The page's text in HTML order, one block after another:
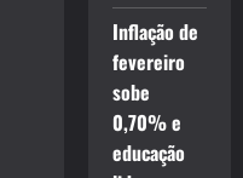
Inflação de
fevereiro
sobe
0,70% e
educação